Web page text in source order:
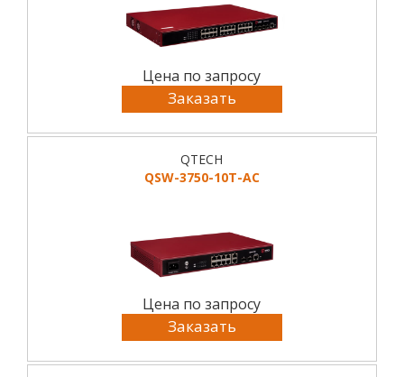
Цена по запросу
Заказать
QTECH
QSW-3750-10T-AC
Цена по запросу
Заказать